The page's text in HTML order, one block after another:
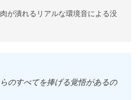
が潰れるリアルな環境音による没
のすべてを捧げる覚悟があるの